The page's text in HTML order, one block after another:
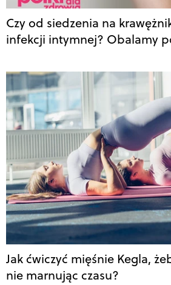
Czy od siedzenia na
infekcji intymnej? Obalamy
Jak ćwiczyć mięśnie Kegla,
nie marnując czasu?